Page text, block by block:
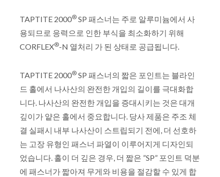
TAPTITE 2000® SP 패스너는 주로 알루미늄에서 사
용되므로 응력으로 인한 부식을 최소화하기 위해
CORFLEX®-N 열처리 가 된 상태로 공급됩니다.
TAPTITE 2000® SP 패스너의 짧은 포인트는 블라인
드 홀에서 나사산의 완전한 개입의 길이를 극대화합
니다. 나사산의 완전한 개입을 증대시키는 것은 대개
깊이가 얕은 홀에서 중요합니다. 당사 제품은 주조 체
결 실패시 내부 나사산이 스트립되기 전에, 더 선호하
는 고장 유형인 패스너 파열이 이루어지게 디자인되
었습니다. 홀이 더 깊은 경우, 더 짧은 ”SP” 포인트 덕분
에 패스너가 짧아져 무게와 비용을 절감할 수 있게 합